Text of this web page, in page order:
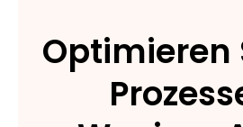
Optimieren